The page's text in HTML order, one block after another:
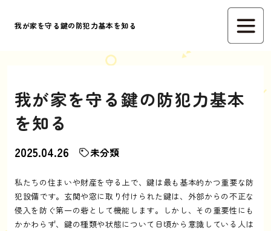
我が家を守る鍵の防犯力基本を知る
我が家を守る鍵の防犯力基本
を知る
2025.04.26 未分類
私たちの住まいや財産を守る上で、鍵は最も基本的かつ重要な防
犯設備です。玄関や窓に取り付けられた鍵は、外部からの不正な
侵入を防ぐ第一の砦として機能します。しかし、その重要性にも
かかわらず、鍵の種類や状態について日頃から意識している人は